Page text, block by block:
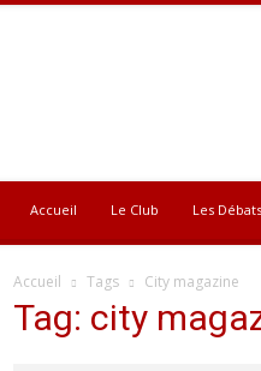
Accueil Le Club Les
Accueil Tags City magazine
Tag: city